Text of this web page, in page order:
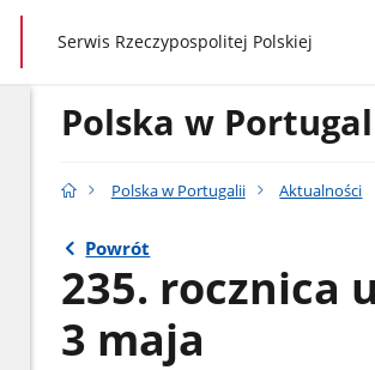
gov.pl
Serwis Rzeczypospolitej Polskiej
Polska w
Polska w Portugalii Aktualności
Powrót
235. rocznica
3 maja